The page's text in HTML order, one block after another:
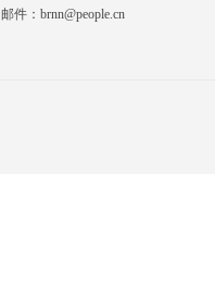
邮件：brnn@people.cn